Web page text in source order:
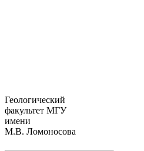
Геологический
факультет МГУ
имени
М.В. Ломоносова